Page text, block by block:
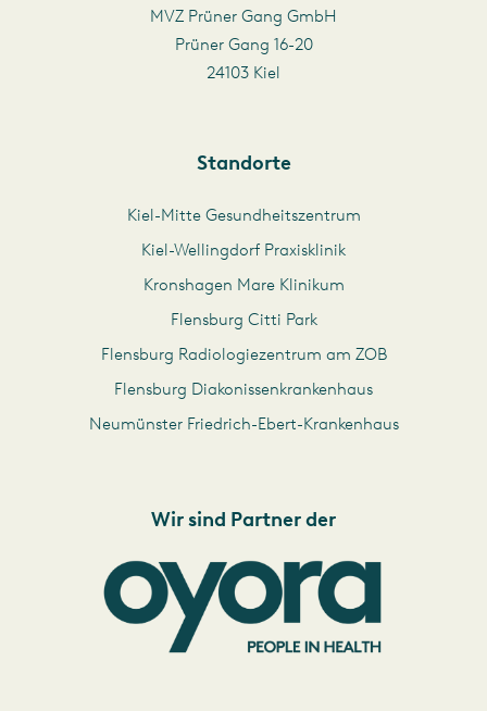
MVZ Prüner Gang GmbH
Prüner Gang 16-20
24103 Kiel
Standorte
Kiel-Mitte Gesundheitszentrum
Kiel-Wellingdorf Praxisklinik
Kronshagen Mare Klinikum
Flensburg Citti Park
Flensburg Radiologiezentrum am ZOB
Flensburg Diakonissenkrankenhaus
Neumünster Friedrich-Ebert-Krankenhaus
Wir sind Partner der